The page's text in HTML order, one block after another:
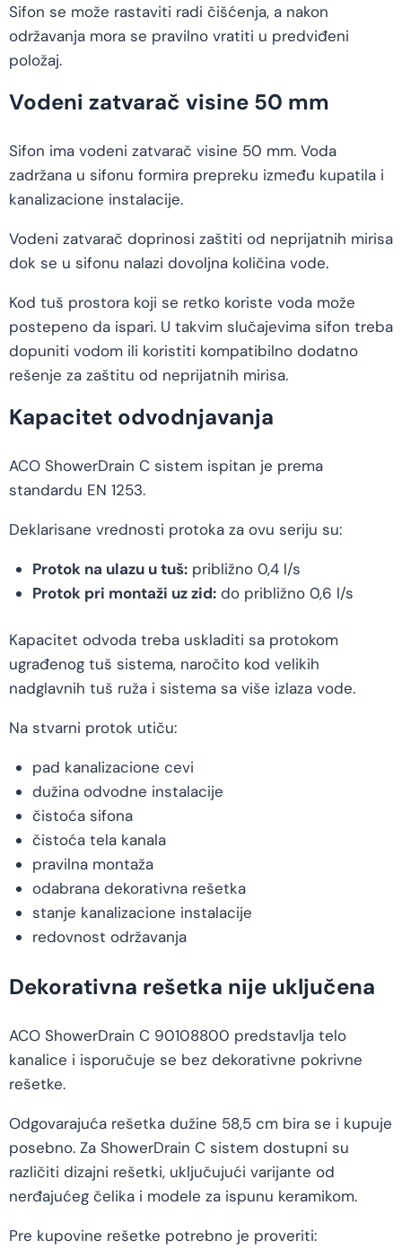
Sifon se može rastaviti radi čišćenja, a nakon
održavanja mora se pravilno vratiti u predviđeni
položaj.
Vodeni zatvarač visine 50 mm
Sifon ima vodeni zatvarač visine 50 mm. Voda
zadržana u sifonu formira prepreku između kupatila i
kanalizacione instalacije.
Vodeni zatvarač doprinosi zaštiti od neprijatnih mirisa
dok se u sifonu nalazi dovoljna količina vode.
Kod tuš prostora koji se retko koriste voda može
postepeno da ispari. U takvim slučajevima sifon treba
dopuniti vodom ili koristiti kompatibilno dodatno
rešenje za zaštitu od neprijatnih mirisa.
Kapacitet odvodnjavanja
ACO ShowerDrain C sistem ispitan je prema
standardu EN 1253.
Deklarisane vrednosti protoka za ovu seriju su:
Protok na ulazu u tuš:približno 0,4 l/s
Protok pri montaži uz zid:do približno 0,6 l/s
Kapacitet odvoda treba uskladiti sa protokom
ugrađenog tuš sistema, naročito kod velikih
nadglavnih tuš ruža i sistema sa više izlaza vode.
Na stvarni protok utiču:
pad kanalizacione cevi
dužina odvodne instalacije
čistoća sifona
čistoća tela kanala
pravilna montaža
odabrana dekorativna rešetka
stanje kanalizacione instalacije
redovnost održavanja
Dekorativna rešetka nije uključena
ACO ShowerDrain C 90108800 predstavlja telo
kanalice i isporučuje se bez dekorativne pokrivne
rešetke.
Odgovarajuća rešetka dužine 58,5 cm bira se i kupuje
posebno. Za ShowerDrain C sistem dostupni su
različiti dizajni rešetki, uključujući varijante od
nerđajućeg čelika i modele za ispunu keramikom.
Pre kupovine rešetke potrebno je proveriti: